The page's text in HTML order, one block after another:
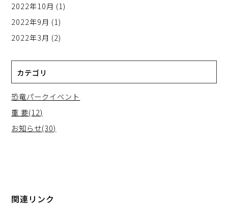
2022年10月 (1)
2022年9月 (1)
2022年3月 (2)
カテゴリ
恐竜パークイベント
重 要(12)
お知らせ(30)
関連リンク